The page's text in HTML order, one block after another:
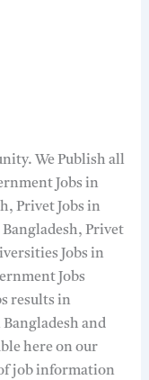
We Publish all
Jobs in
Privet Jobs in
Privet
Jobs in
Jobs
results in
and
here on our
job information